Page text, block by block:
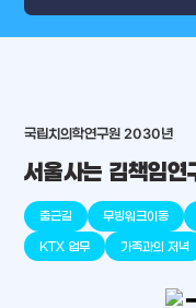
충청남도
세종
판교
국립치의학연구원 2030년
서울사는 김책임연
출근길 무빙워크이동
KTX 업무 가족과의 저녁